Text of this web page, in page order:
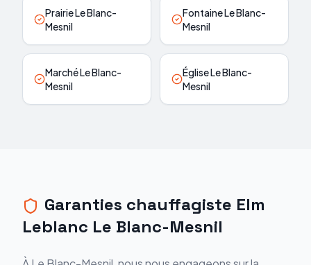
Prairie Le Blanc-
Mesnil
Fontaine Le Blanc-
Mesnil
Marché Le Blanc-
Mesnil
Église Le Blanc-
Mesnil
Garanties chauffagiste Elm
Leblanc Le Blanc-Mesnil